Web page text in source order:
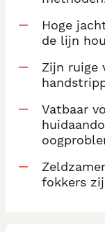
Hoge
de lijn
Zijn ruige
Vatbaar
fokkers